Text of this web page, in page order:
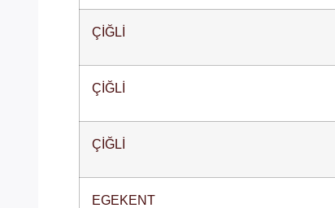
ÇİĞLİ
ÇİĞLİ
ÇİĞLİ
EGEKENT